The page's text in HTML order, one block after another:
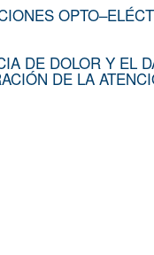
DE DOLOR Y EL
DE LA